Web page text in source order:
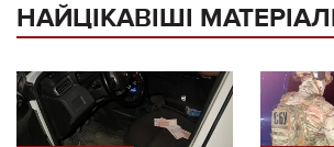
НАЙЦІКАВІШІ